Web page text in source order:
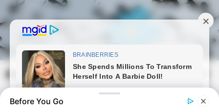
Skip
to
content
Magyarmozaik.com
Before You Go